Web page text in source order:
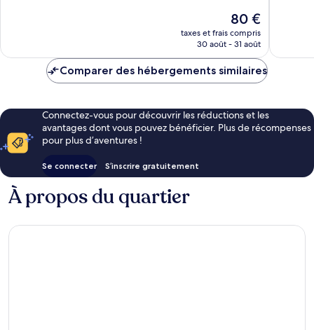
Le
nouveau
prix
de
80 €
taxes et frais compris
30 août - 31 août
Comparer des hébergements similaires
Connectez-vous pour découvrir les réductions et les
avantages dont vous pouvez bénéficier. Plus de récompenses
pour plus d’aventures !
Se connecter S’inscrire gratuitement
À propos du quartier